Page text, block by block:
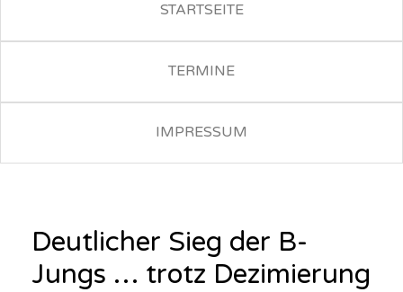
STARTSEITE
TERMINE
IMPRESSUM
Deutlicher Sieg der B-
Jungs … trotz Dezimierung